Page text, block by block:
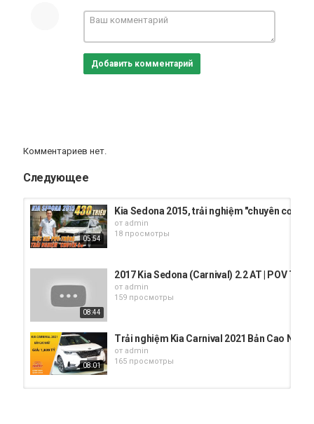
Добавить комментарий
Комментариев нет.
Следующее
05:54
Kia Sedona 2015, trải nghiệm "chuyên cơ" với
от admin
18 просмотры
08:44
2017 Kia Sedona (Carnival) 2.2 AT | POV
от admin
159 просмотры
08:01
Trải nghiệm Kia Carnival 2021 Bản Cao Nhất
от admin
165 просмотры